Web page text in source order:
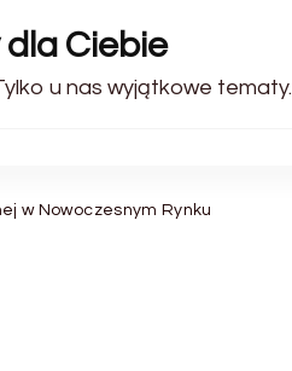
Ciebie
u nas wyjątkowe tematy.
w Nowoczesnym Rynku